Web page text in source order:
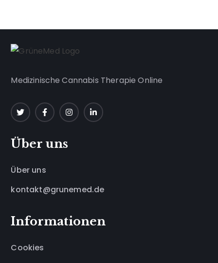
Medizinische Cannabis Therapie Online
Über uns
Über uns
kontakt@grunemed.de
Informationen
Cookies